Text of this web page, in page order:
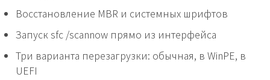
Восстановление MBR и системных шрифтов
Запуск sfc /scannow прямо из интерфейса
Три варианта перезагрузки: обычная, в WinPE, в
UEFI